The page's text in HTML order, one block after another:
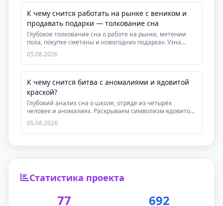
К чему снится работать на рынке с веником и
продавать подарки — толкование сна
Глубокое толкование сна о работе на рынке, метении
пола, покупке сметаны и новогодних подарках. Узна...
05.08.2026
К чему снится битва с аномалиями и ядовитой
краской?
Глубокий анализ сна о школе, отряде из четырёх
человек и аномалиях. Раскрываем символизм ядовитой
ро...
05.08.2026
Статистика проекта
77 692